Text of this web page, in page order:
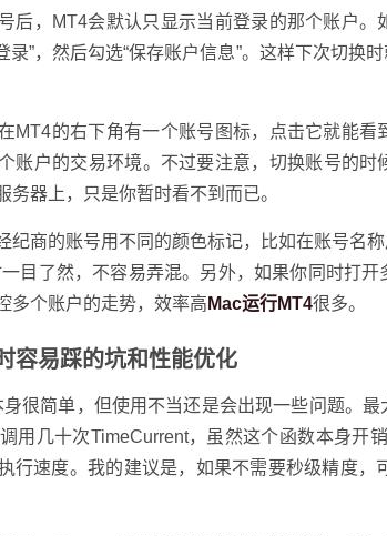
后，MT4会默认只显示当前登录的那个账户
录”，然后勾选“保存账户信息”。这样下次切
MT4的右下角有一个账号图标，点击它就能看
账户的交易环境。不过要注意，切换账号的
务器上，只是你暂时看不到而已。
纪商的账号用不同的颜色标记，比如在账号名
目了然，不容易弄混。另外，如果你同时打
多个账户的走势，效率高 Mac运行MT4很多。
容易踩的坑和性能优化
身很简单，但使用不当还是会出现一些问题。
用几十次TimeCurrent，虽然这个函数本身开
行速度。我的建议是，如果不需要秒级精度